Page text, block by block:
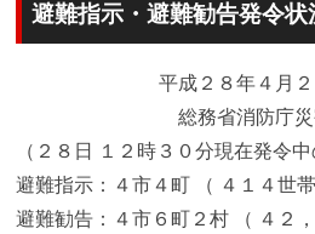
避難指示・避難勧告発令状
平成２８年４月
総務省消防庁
（２８日 １２時３０分現在発令中
避難指示：４市４町 （ ４１４世
避難勧告：４市６町２村 （ ４２